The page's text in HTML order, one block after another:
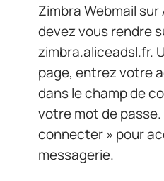
Zimbra Webmail sur
devez vous rendre
zimbra.aliceadsl.fr.
page, entrez votre
dans le champ de
votre mot de passe.
connecter » pour
messagerie.